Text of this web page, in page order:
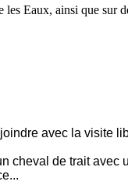
Eaux, ainsi que sur
avec la visite
cheval de trait avec